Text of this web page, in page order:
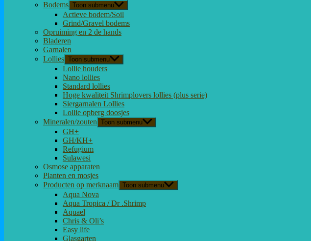
Bodems Toon submenu
Actieve bodem/Soil
Grind/Gravel bodems
Opruiming en 2 de hands
Bladeren
Garnalen
Lollies Toon submenu
Lollie houders
Nano lollies
Standard lollies
Hoge kwaliteit Shrimplovers lollies (plus serie)
Siergarnalen Lollies
Lollie opberg doosjes
Mineralen/zouten Toon submenu
GH+
GH/KH+
Refugium
Sulawesi
Osmose apparaten
Planten en mosjes
Producten op merknaam Toon submenu
Aqua Nova
Aqua Tropica / Dr .Shrimp
Aquael
Chris & Oli’s
Easy life
Glasgarten